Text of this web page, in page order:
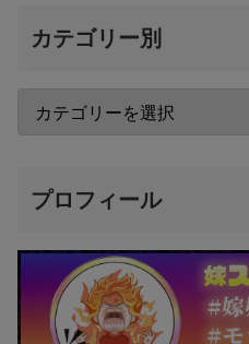
カテゴリー別
プロフィール